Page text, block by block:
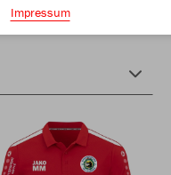
Impressum